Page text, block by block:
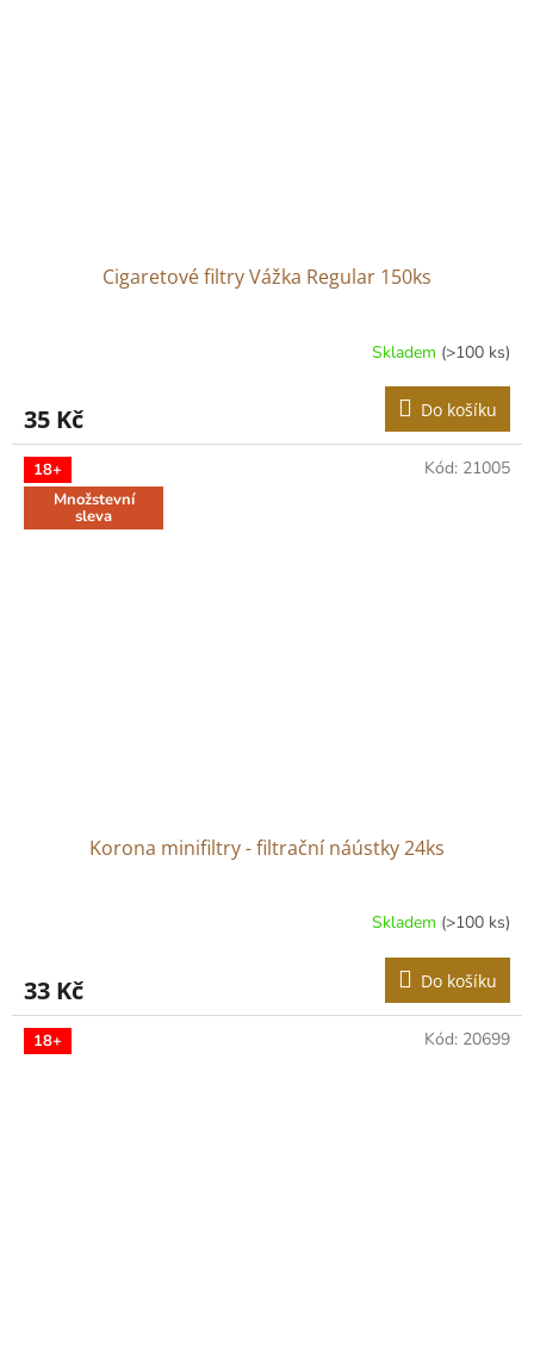
Cigaretové filtry Vážka Regular 150ks
je
4,5
5
hvězdiček.
Skladem (>100 ks)
35 Kč Do košíku
18+
Množstevní
sleva
Korona minifiltry - filtrační náústky 24ks
je
4,7
5
Skladem (>100 ks)
33 Kč Do košíku
Kód: 21005
18+ Kód: 20699